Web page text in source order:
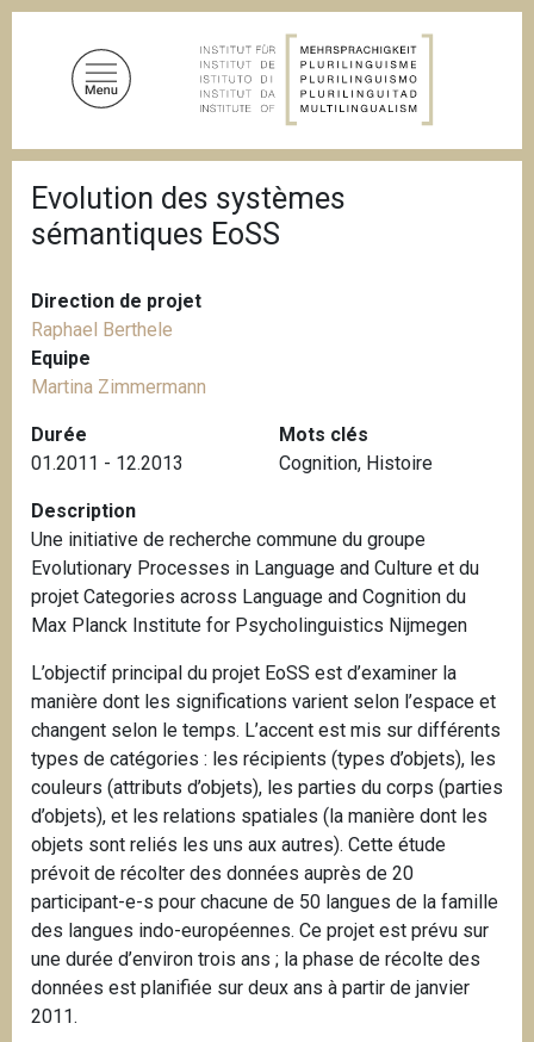
i
l
d
r
i
a
n
e
Evolution des systèmes
sémantiques EoSS
Direction de projet
Raphael Berthele
Equipe
Martina Zimmermann
Durée
01.2011 - 12.2013
Mots clés
Cognition, Histoire
Description
Une initiative de recherche commune du groupe
Evolutionary Processes in Language and Culture et du
projet Categories across Language and Cognition du
Max Planck Institute for Psycholinguistics Nijmegen
L’objectif principal du projet EoSS est d’examiner la
manière dont les significations varient selon l’espace et
changent selon le temps. L’accent est mis sur différents
types de catégories : les récipients (types d’objets), les
couleurs (attributs d’objets), les parties du corps (parties
d’objets), et les relations spatiales (la manière dont les
objets sont reliés les uns aux autres). Cette étude
prévoit de récolter des données auprès de 20
participant-e-s pour chacune de 50 langues de la famille
des langues indo-européennes. Ce projet est prévu sur
une durée d’environ trois ans ; la phase de récolte des
données est planifiée sur deux ans à partir de janvier
2011.